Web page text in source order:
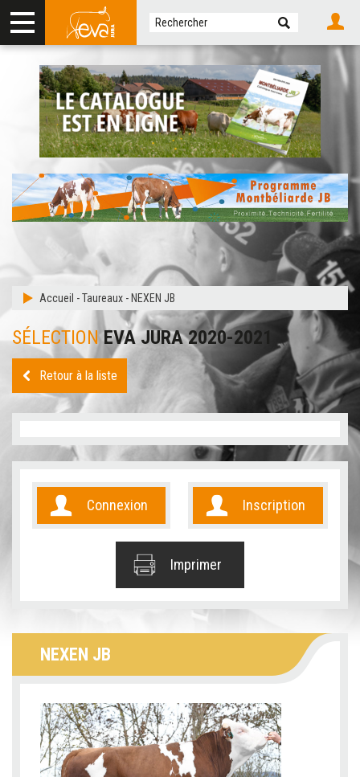
Accueil -Taureaux - NEXEN JB
SÉLECTIONEVA JURA 2020-2021
Retour à la liste
Connexion Inscription
Imprimer
NEXEN JB